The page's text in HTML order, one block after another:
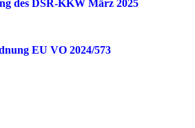
des DSR-KKW März 2025
EU VO 2024/573